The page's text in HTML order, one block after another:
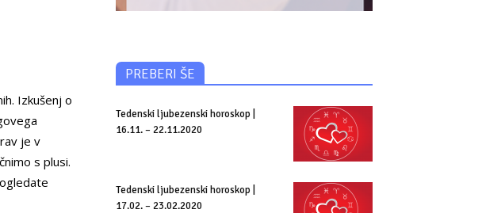
Izkušenj o
je v
s plusi.
PREBERI ŠE
Tedenski ljubezenski horoskop |
16.11. – 22.11.2020
Tedenski ljubezenski horoskop |
17.02. – 23.02.2020